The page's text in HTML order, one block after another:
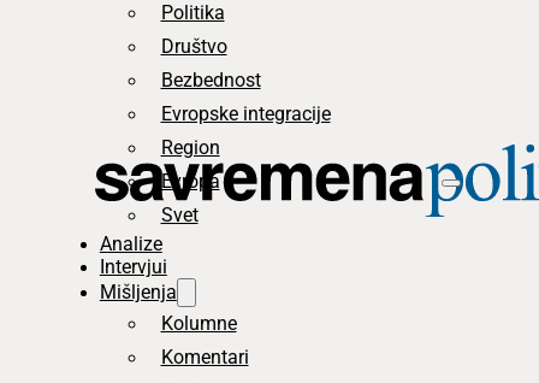
Politika
Društvo
Bezbednost
Evropske integracije
Region
Evropa
Svet
Analize
Intervjui
Mišljenja
Kolumne
Komentari